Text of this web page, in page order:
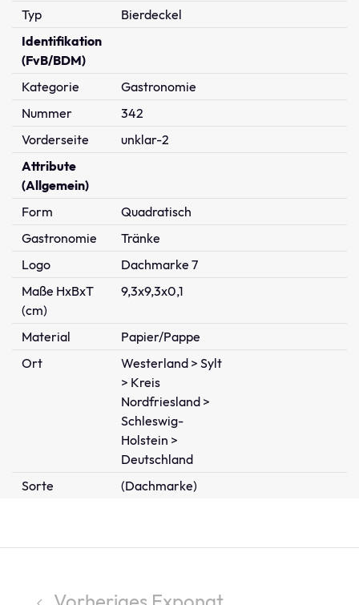
Typ
Bierdeckel
Identifikation
(FvB/BDM)
Kategorie
Gastronomie
Nummer
342
Vorderseite
unklar-2
Attribute
(Allgemein)
Form
Quadratisch
Gastronomie
Tränke
Logo
Dachmarke 7
Maße HxBxT
(cm)
9,3x9,3x0,1
Material
Papier/Pappe
Ort
Westerland > Sylt
> Kreis
Nordfriesland >
Schleswig-
Holstein >
Deutschland
Sorte
(Dachmarke)